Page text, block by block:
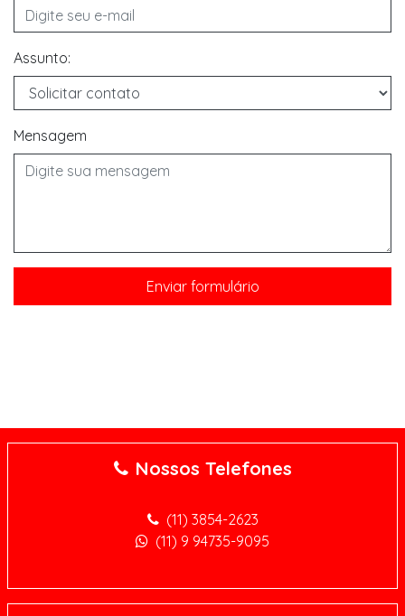
Assunto:
Mensagem
Nossos Telefones
(11) 3854-2623
(11) 9 94735-9095